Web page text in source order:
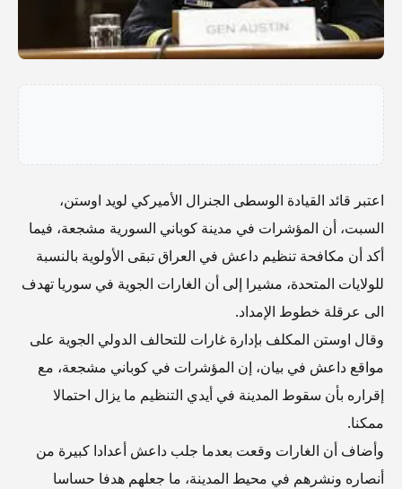
اعتبر قائد القيادة الوسطى الجنرال الأميركي لويد اوستن،
السبت، أن المؤشرات في مدينة كوباني السورية مشجعة، فيما
أكد أن مكافحة تنظيم داعش في العراق تبقى الأولوية بالنسبة
للولايات المتحدة، مشيرا إلى أن الغارات الجوية في سوريا تهدف
الى عرقلة خطوط الإمداد.
وقال اوستن المكلف بإدارة غارات للتحالف الدولي الجوية على
مواقع داعش في بيان، إن المؤشرات في كوباني مشجعة، مع
إقراره بأن سقوط المدينة في أيدي التنظيم ما يزال احتمالا
ممكنا.
وأضاف أن الغارات وقعت بعدما جلب داعش أعدادا كبيرة من
أنصاره ونشرهم في محيط المدينة، ما جعلهم هدفا حساسا